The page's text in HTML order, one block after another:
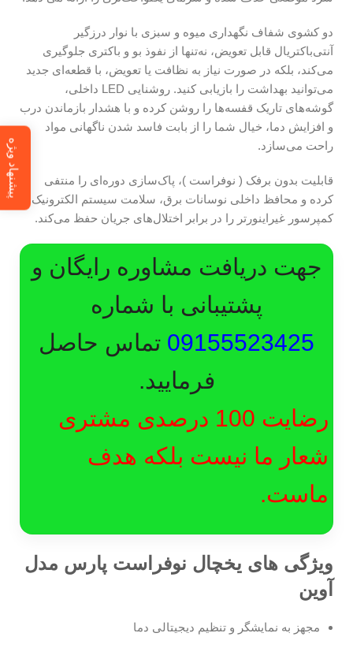
دو کشوی شفاف نگهداری میوه و سبزی با نوار درزگیر
آنتی‌باکتریال قابل تعویض، نه‌تنها از نفوذ بو و باکتری جلوگیری
می‌کند، بلکه در صورت نیاز به نظافت یا تعویض، با قطعه‌ای جدید
می‌توانید بهداشت را بازیابی کنید. روشنایی LED داخلی،
گوشه‌های تاریک قفسه‌ها را روشن کرده و با هشدار بازماندن درب
و افزایش دما، خیال شما را از بابت فاسد شدن ناگهانی مواد
راحت می‌سازد.
قابلیت بدون برفک ( نوفراست )، پاک‌سازی دوره‌ای را منتفی
کرده و محافظ داخلی نوسانات برق، سلامت سیستم الکترونیک و
کمپرسور غیراینورتر را در برابر اختلال‌های جریان حفظ می‌کند.
جهت دریافت مشاوره رایگان و
پشتیبانی با شماره
09155523425 تماس حاصل
فرمایید.
رضایت 100 درصدی مشتری
شعار ما نیست بلکه هدف
ماست.
ویژگی های یخچال نوفراست پارس مدل
آوین
مجهز به نمایشگر و تنظیم دیجیتالی دما
پیشنهاد ویژه